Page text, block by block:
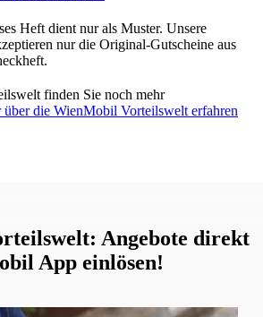
Heft dient nur als Muster. Unsere
nur die Original-Gutscheine aus
finden Sie noch mehr
über die WienMobil Vorteilswelt erfahren
Angebote direkt
App einlösen!